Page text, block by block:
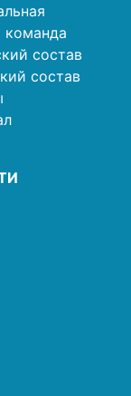
команда
состав
состав